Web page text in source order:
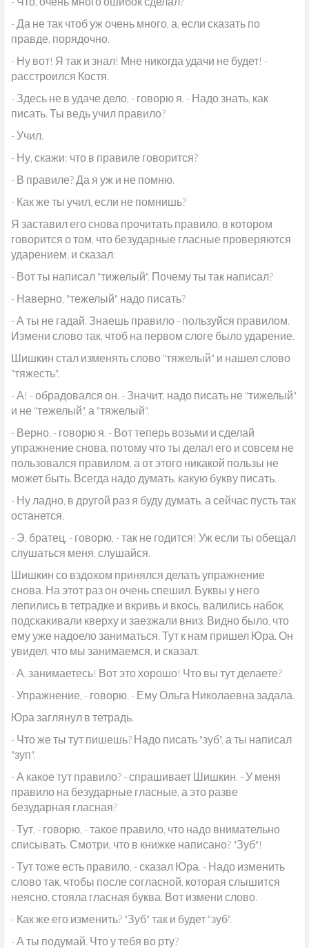
- Да не так чтоб уж очень много, а, если сказать по
правде, порядочно.
- Ну вот! Я так и знал! Мне никогда удачи не будет! -
расстроился Костя.
- Здесь не в удаче дело, - говорю я. - Надо знать, как
писать. Ты ведь учил правило?
- Учил.
- Ну, скажи: что в правиле говорится?
- В правиле? Да я уж и не помню.
- Как же ты учил, если не помнишь?
Я заставил его снова прочитать правило, в котором
говорится о том, что безударные гласные проверяются
ударением, и сказал:
- Вот ты написал "тижелый". Почему ты так написал?
- Наверно, "тежелый" надо писать?
- А ты не гадай. Знаешь правило - пользуйся правилом.
Измени слово так, чтоб на первом слоге было ударение.
Шишкин стал изменять слово "тяжелый" и нашел слово
"тяжесть".
- А! - обрадовался он. - Значит, надо писать не "тижелый"
и не "тежелый", а "тяжелый".
- Верно, - говорю я. - Вот теперь возьми и сделай
упражнение снова, потому что ты делал его и совсем не
пользовался правилом, а от этого никакой пользы не
может быть. Всегда надо думать, какую букву писать.
- Ну ладно, в другой раз я буду думать, а сейчас пусть так
останется.
- Э, братец, - говорю, - так не годится! Уж если ты обещал
слушаться меня, слушайся.
Шишкин со вздохом принялся делать упражнение
снова. На этот раз он очень спешил. Буквы у него
лепились в тетрадке и вкривь и вкось, валились набок,
подскакивали кверху и заезжали вниз. Видно было, что
ему уже надоело заниматься. Тут к нам пришел Юра. Он
увидел, что мы занимаемся, и сказал:
- А, занимаетесь! Вот это хорошо! Что вы тут делаете?
- Упражнение, - говорю. - Ему Ольга Николаевна задала.
Юра заглянул в тетрадь.
- Что же ты тут пишешь? Надо писать "зуб", а ты написал
"зуп".
- А какое тут правило? - спрашивает Шишкин. - У меня
правило на безударные гласные, а это разве
безударная гласная?
- Тут, - говорю, - такое правило, что надо внимательно
списывать. Смотри, что в книжке написано? "Зуб"!
- Тут тоже есть правило, - сказал Юра. - Надо изменить
слово так, чтобы после согласной, которая слышится
неясно, стояла гласная буква. Вот измени слово.
- Как же его изменить? "Зуб" так и будет "зуб".
- А ты подумай. Что у тебя во рту?